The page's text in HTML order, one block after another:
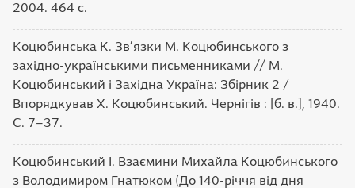
2004. 464 с.
Коцюбинська К. Зв’язки М. Коцюбинського з
західно-українськими письменниками // М.
Коцюбинський і Західна Україна: Збірник 2 /
Впорядкував Х. Коцюбинський. Чернігів : [б. в.], 1940.
С. 7–37.
Коцюбинський І. Взаємини Михайла Коцюбинського
з Володимиром Гнатюком (До 140-річчя від дня